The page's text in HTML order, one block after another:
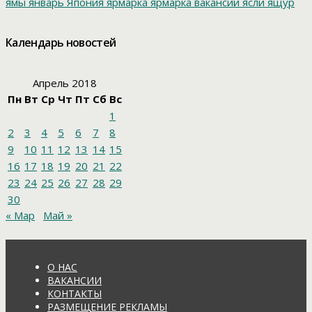
Календарь новостей
Апрель 2018
Пн Вт Ср Чт Пт Сб Вс
1
2
3 4 5 6 7
8
9
10 11 12 13 14 15
16 17 18 19 20 21 22
23 24 25 26 27 28 29
30
« Мар
Май »
О НАС
ВАКАНСИИ
КОНТАКТЫ
РАЗМЕЩЕНИЕ РЕКЛАМЫ